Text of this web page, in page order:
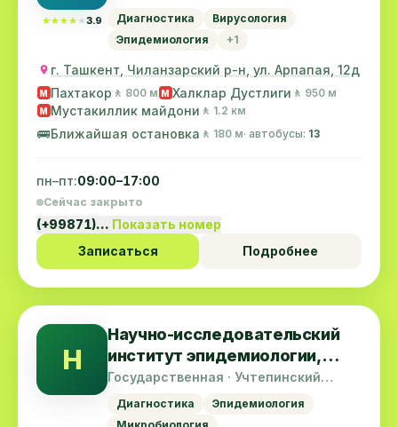
★★★★★
★★★★★3.9 Диагностика
Вирусология
Эпидемиология
+1
г. Ташкент, Чиланзарский р-н, ул. Арпапая, 12д
M Пахтакор 🚶 800 м M Халклар Дустлиги 🚶 950 м
M Мустакиллик майдони 🚶 1.2 км
🚌Ближайшая остановка 🚶 180 м· автобусы: 13
пн–пт:09:00–17:00
Сейчас закрыто
(+99871)… Показать номер
Записаться
Подробнее
Н
Научно-исследовательский
институт эпидемиологии,
микробиологии и
инфекционных заболеваний
Государственная · Учтепинский
Диагностика
Эпидемиология